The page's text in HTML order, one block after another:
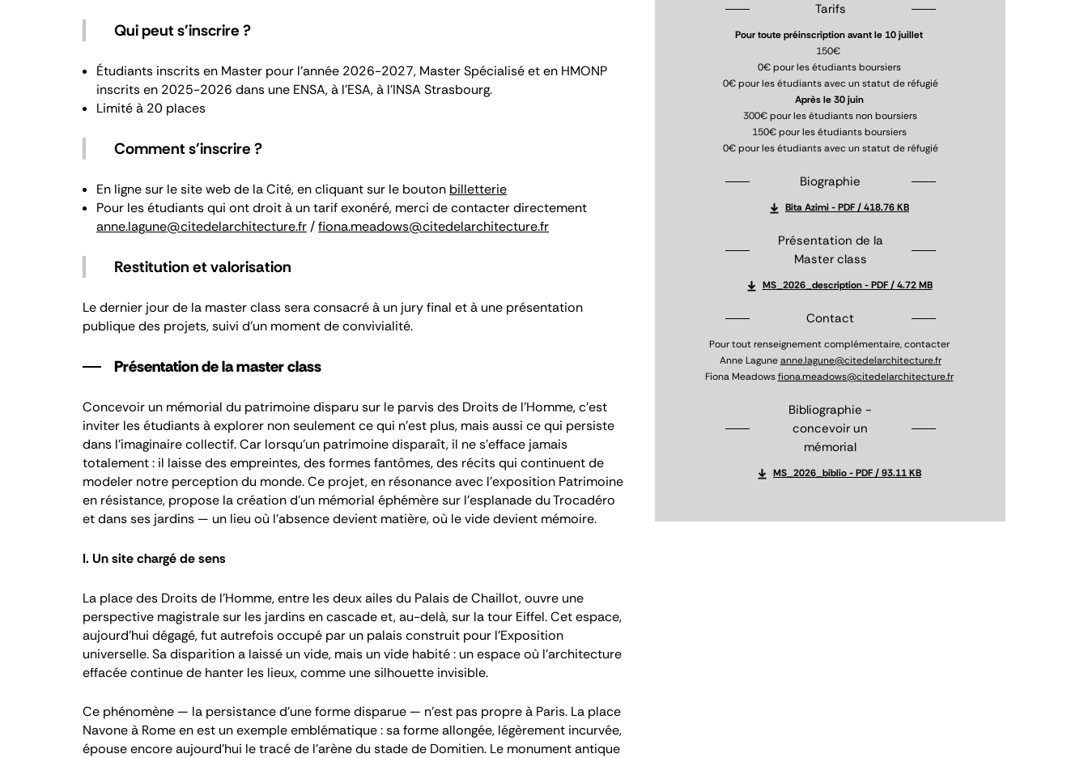
Qui peut s'inscrire ?
Étudiants inscrits en Master pour l'année 2026-2027, Master Spécialisé et en HMONP
inscrits en 2025-2026 dans une ENSA, à l'ESA, à l'INSA Strasbourg.
Limité à 20 places
Comment s'inscrire ?
En ligne sur le site web de la Cité, en cliquant sur le bouton billetterie
Pour les étudiants qui ont droit à un tarif exonéré, merci de contacter directement
anne.lagune@citedelarchitecture.fr /fiona.meadows@citedelarchitecture.fr
Restitution et valorisation
Le dernier jour de la master class sera consacré à un jury final et à une présentation
publique des projets, suivi d’un moment de convivialité.
Présentation de la master class
Concevoir un mémorial du patrimoine disparu sur le parvis des Droits de l’Homme, c’est
inviter les étudiants à explorer non seulement ce qui n’est plus, mais aussi ce qui persiste
dans l’imaginaire collectif. Car lorsqu’un patrimoine disparaît, il ne s’efface jamais
totalement : il laisse des empreintes, des formes fantômes, des récits qui continuent de
modeler notre perception du monde. Ce projet, en résonance avec l’exposition Patrimoine
en résistance, propose la création d’un mémorial éphémère sur l’esplanade du Trocadéro
et dans ses jardins — un lieu où l’absence devient matière, où le vide devient mémoire.
I. Un site chargé de sens
La place des Droits de l’Homme, entre les deux ailes du Palais de Chaillot, ouvre une
perspective magistrale sur les jardins en cascade et, au-delà, sur la tour Eiffel. Cet espace,
aujourd’hui dégagé, fut autrefois occupé par un palais construit pour l’Exposition
universelle. Sa disparition a laissé un vide, mais un vide habité : un espace où l’architecture
effacée continue de hanter les lieux, comme une silhouette invisible.
Ce phénomène — la persistance d’une forme disparue — n’est pas propre à Paris. La place
Navone à Rome en est un exemple emblématique : sa forme allongée, légèrement incurvée,
épouse encore aujourd’hui le tracé de l’arène du stade de Domitien. Le monument antique
Tarifs
Pour toute préinscription avant le 10 juillet
150€
0€ pour les étudiants boursiers
0€ pour les étudiants avec un statut de réfugié
Après le 30 juin
300€ pour les étudiants non boursiers
150€ pour les étudiants boursiers
0€ pour les étudiants avec un statut de réfugié
Biographie
Bita Azimi PDF / 418.76 KB
Présentation de la
Master class
MS_2026_description PDF / 4.72 MB
Contact
Pour tout renseignement complémentaire, contacter
Anne Laguneanne.lagune@citedelarchitecture.fr
Fiona Meadowsfiona.meadows@citedelarchitecture.fr
Bibliographie -
concevoir un
mémorial
MS_2026_biblio PDF / 93.11 KB